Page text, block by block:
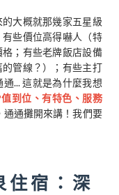
大概就那幾家五星級
些價位高得嚇人（特
；有些老牌飯店設備
管線？）；有些主打
... 這就是為什麼我想
值到位、有特色、服務
通通攤開來講！我們要
住宿：深